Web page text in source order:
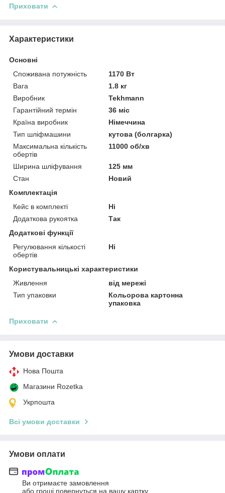
Приховати
Характеристики
Основні
Споживана потужність
1170 Вт
Вага
1.8 кг
Виробник
Tekhmann
Гарантійний термін
36 міс
Країна виробник
Німеччина
Тип шліфмашини
кутова (болгарка)
Максимальна кількість
обертів
11000 об/хв
Ширина шліфування
125 мм
Стан
Новий
Комплектація
Кейс в комплекті
Ні
Додаткова рукоятка
Так
Додаткові функції
Регулювання кількості
обертів
Ні
Користувальницькі характеристики
Живлення
від мережі
Тип упаковки
Кольорова картонна
упаковка
Приховати
Умови доставки
Нова Пошта
Магазини Rozetka
Укрпошта
Всі умови доставки
Умови оплати
Ви отримаєте замовлення
або гроші повернуться на вашу картку